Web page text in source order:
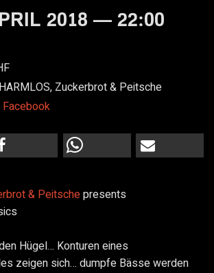
2018 — 22:00
HARMLOS, Zuckerbrot & Peitsche
& Peitschepresents
Hügel… Konturen eines
zeigen sich… dumpfe Bässe werden